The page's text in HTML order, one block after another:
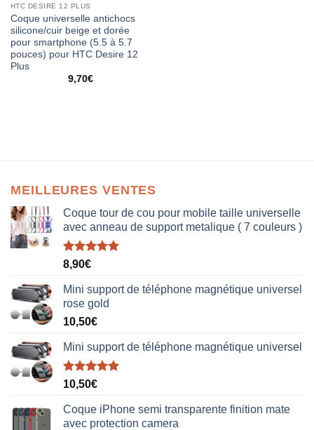
HTC DESIRE 12 PLUS
Coque universelle antichocs
silicone/cuir beige et dorée
pour smartphone (5.5 à 5.7
pouces) pour HTC Desire 12
Plus
9,70€
MEILLEURES VENTES
Coque tour de cou pour mobile taille universelle
avec anneau de support metalique ( 7 couleurs )
Note5.00
8,90€
Mini support de téléphone magnétique universel
rose gold
10,50€
Mini support de téléphone magnétique universel
Note5.00
10,50€
Coque iPhone semi transparente finition mate
avec protection camera